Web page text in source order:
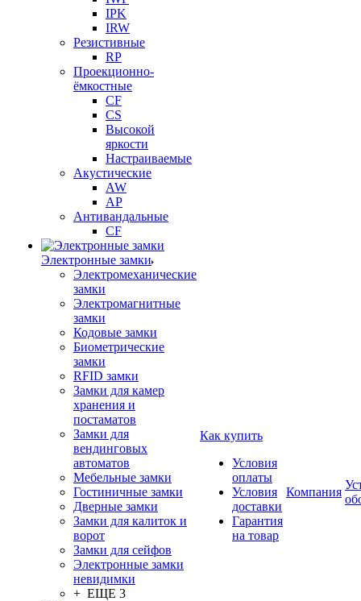
IPK
IRW
Резистивные
RP
Проекционно-
ёмкостные
CF
CS
Высокой
яркости
Настраиваемые
Акустические
AW
AP
Антивандальные
CF
Электронные замки
Электромеханические
замки
Электромагнитные
замки
Кодовые замки
Биометрические
замки
RFID замки
Замки для камер
хранения и
постаматов
Замки для
вендинговых
автоматов
Мебельные замки
Гостиничные замки
Дверные замки
Замки для калиток и
ворот
Замки для сейфов
Электронные замки
невидимки
+ ЕЩЕ 3
Как купить
Условия
оплаты
Условия
доставки
Гарантия
на товар
Компания